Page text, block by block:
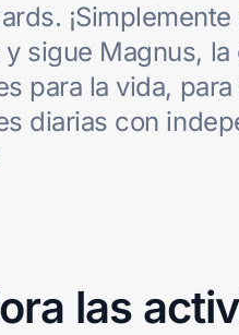
y sigue Magnus, la
para la vida,
diarias con
las